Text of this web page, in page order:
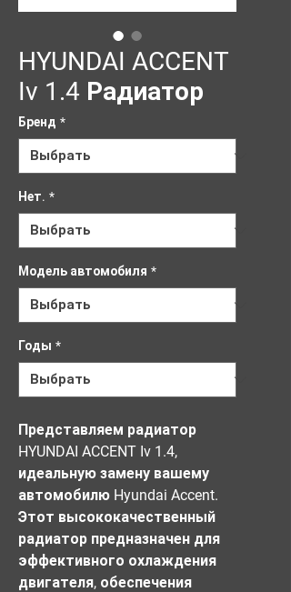
HYUNDAI ACCENT
Iv 1.4 Радиатор
Бренд *
Нет. *
Модель автомобиля *
Годы *
Представляем радиатор
HYUNDAI ACCENT Iv 1.4,
идеальную замену вашему
автомобилю Hyundai Accent.
Этот высококачественный
радиатор предназначен для
эффективного охлаждения
двигателя, обеспечения